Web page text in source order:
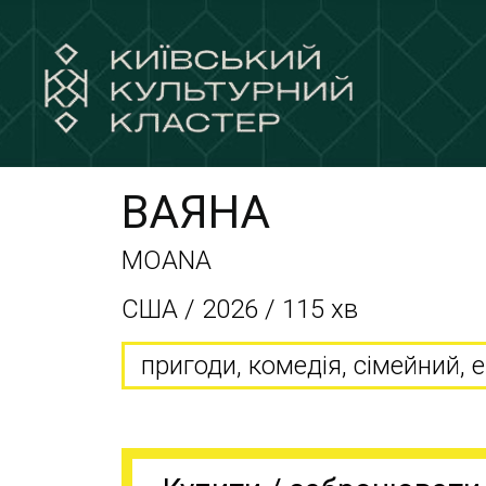
ВАЯНА
MOANA
США / 2026 / 115 хв
пригоди, комедія, сімейний,